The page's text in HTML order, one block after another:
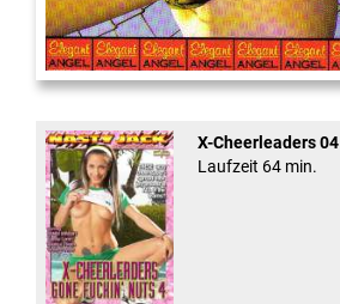
Cum Back Pussy #60
X-Cheerleaders 04
Laufzeit 64 min.